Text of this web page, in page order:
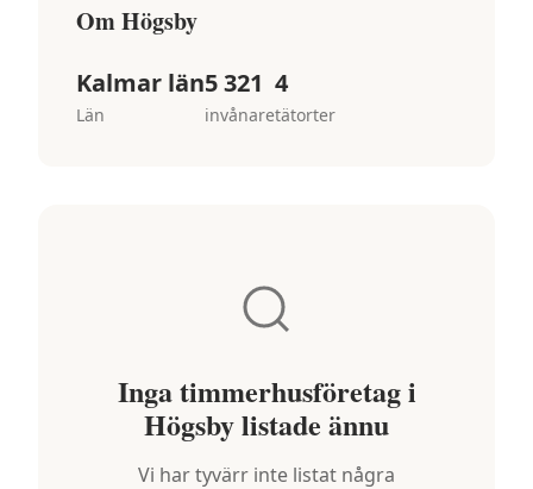
OmHögsby
Kalmar län
Län
5 321
invånare
4
tätorter
Inga timmerhusföretag i
Högsbylistade ännu
Vi har tyvärr inte listat några